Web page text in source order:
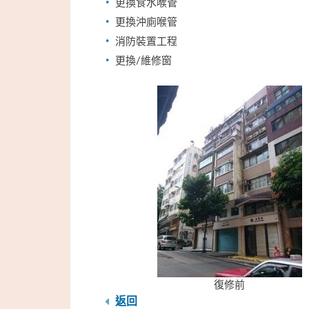
更換沖廁喉管
消防裝置工程
更換/維修窗
復修前
返回